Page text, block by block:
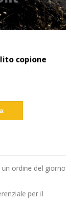
copione
ordine del giorno
per il